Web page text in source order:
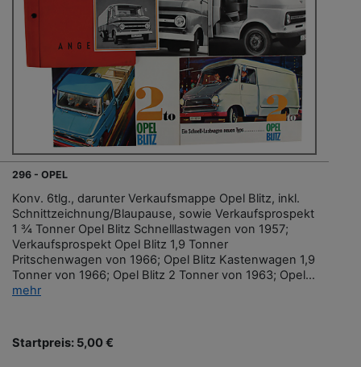
296 - OPEL
Konv. 6tlg., darunter Verkaufsmappe Opel Blitz, inkl.
Schnittzeichnung/Blaupause, sowie Verkaufsprospekt
1 ¾ Tonner Opel Blitz Schnelllastwagen von 1957;
Verkaufsprospekt Opel Blitz 1,9 Tonner
Pritschenwagen von 1966; Opel Blitz Kastenwagen 1,9
Tonner von 1966; Opel Blitz 2 Tonner von 1963; Opel...
mehr
Startpreis: 5,00 €